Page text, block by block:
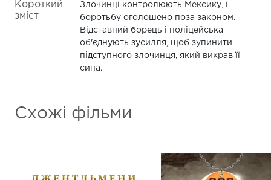
Короткий
зміст
Злочинці контролюють Мексику, і
боротьбу оголошено поза законом.
Відставний борець і поліцейська
об'єднують зусилля, щоб зупинити
підступного злочинця, який викрав її
сина.
Схожі фільми